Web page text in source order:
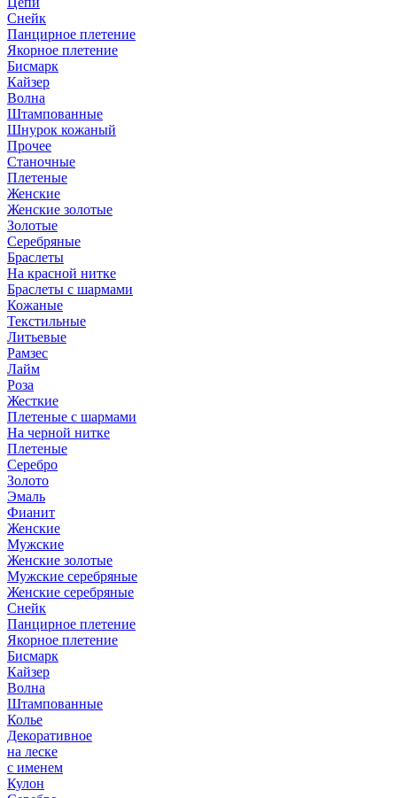
Снейк
Панцирное плетение
Якорное плетение
Бисмарк
Кайзер
Волна
Штампованные
Шнурок кожаный
Прочее
Станочные
Плетеные
Женские
Женские золотые
Золотые
Серебряные
Браслеты
На красной нитке
Браслеты с шармами
Кожаные
Текстильные
Литьевые
Рамзес
Лайм
Роза
Жесткие
Плетеные с шармами
На черной нитке
Плетеные
Серебро
Золото
Эмаль
Фианит
Женские
Мужские
Женские золотые
Мужские серебряные
Женские серебряные
Снейк
Панцирное плетение
Якорное плетение
Бисмарк
Кайзер
Волна
Штампованные
Колье
Декоративное
на леске
с именем
Кулон